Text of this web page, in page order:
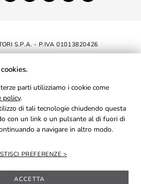
S.P.A. - P.IVA 01013820426
DI ACCESSIBILITÀ
AREA RISERVATA
PRIVACY
COOKIES
parti utilizziamo i cookie come
policy.
di tali tecnologie chiudendo questa
con un link o un pulsante al di fuori di
a navigare in altro modo.
PREFERENZE
ACCETTA